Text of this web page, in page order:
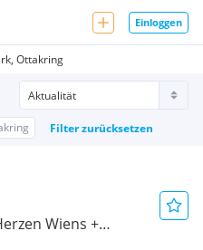
Einloggen
Ottakring
Filter zurücksetzen
Wiens +
[Neubau]